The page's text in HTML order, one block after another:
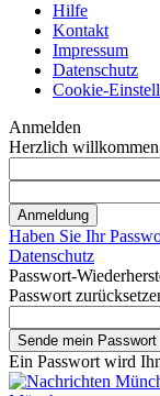
Hilfe
Kontakt
Impressum
Datenschutz
Cookie-
Anmelden
Herzlich
Haben Sie Ihr
Datenschutz
Passwort-
Passwort
Ein Passwort wird